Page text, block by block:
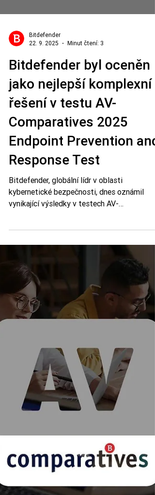
22. 9. 2025
Minut čtení: 3
Bitdefender byl oceněn
jako nejlepší komplexní
řešení v testu AV-
Comparatives 2025
Endpoint Prevention and
Response Test
Bitdefender, globální lídr v oblasti
kybernetické bezpečnosti, dnes oznámil
Comparatives Endpoint Prevention and
Response (EPR) Comparative Report 2025.
Nezávislé hodnocení ocenilo Bitdefender
certifikací EPR Certification za splnění
přísných standardů v prevenci, detekci a
efektivitě reakce. Bitdefender dosáhl
míry detekce ze všech zúčastněných
dodavatelů, a zároveň dosáhl nejnižších